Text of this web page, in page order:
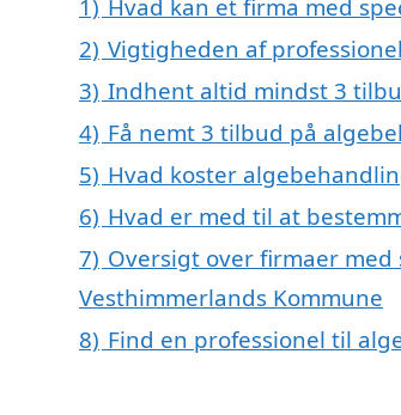
1) Hvad kan et firma med
2) Vigtigheden af
3) Indhent altid mindst 3
4) Få nemt 3 tilbud på
5) Hvad koster
6) Hvad er med til at
7) Oversigt over firmaer
Vesthimmerlands Kommune
8) Find en professionel til